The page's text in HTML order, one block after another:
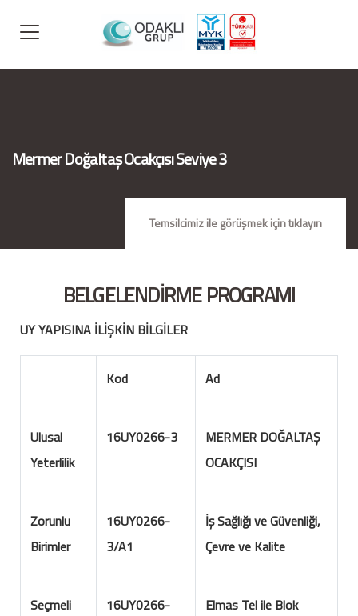
Mermer Doğaltaş Ocakçısı Seviye 3
Temsilcimiz ile görüşmek için tıklayın
BELGELENDİRME PROGRAMI
UY YAPISINA İLİŞKİN BİLGİLER
Kod Ad
Ulusal
Yeterlilik
16UY0266-3
MERMER DOĞALTAŞ
OCAKÇISI
Zorunlu
Birimler
16UY0266-
3/A1
İş Sağlığı ve Güvenliği,
Çevre ve Kalite
Seçmeli
16UY0266-
Elmas Tel ile Blok